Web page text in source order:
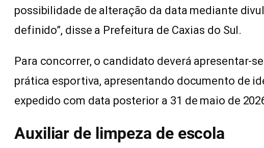
possibilidade de alteração da data mediante
definido”, disse a Prefeitura de Caxias do Sul.
Para concorrer, o candidato deverá apresentar-
prática esportiva, apresentando documento de
expedido com data posterior a 31 de maio de
Auxiliar de limpeza de escola